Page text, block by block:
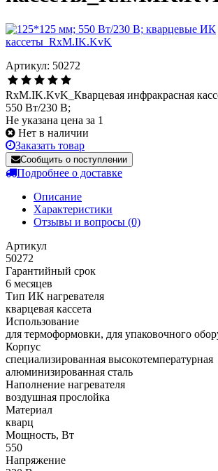
Артикул: 50272
RxM.IK.KvK_Кварцевая инфракрасная
550 Вт/230 В;
Не указана цена за 1
Нет в наличии
Заказать товар
Сообщить о поступлении
Подробнее о доставке
Описание
Характеристики
Отзывы и вопросы (0)
Артикул
50272
Гарантийный срок
6 месяцев
Тип ИК нагревателя
кварцевая кассета
Использование
для термоформовки, для упаковочного
Корпус
cпециализированная высокотемпературная
алюминизированная сталь
Наполнение нагревателя
воздушная прослойка
Материал
кварц
Мощность, Вт
550
Напряжение